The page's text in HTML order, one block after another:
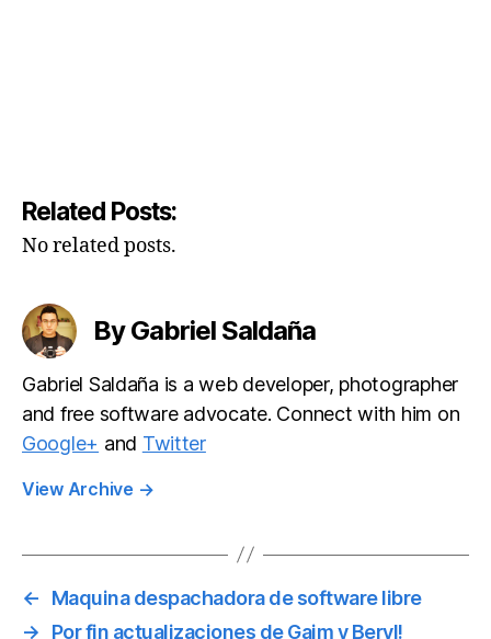
Related Posts:
No related posts.
By Gabriel Saldaña
Gabriel Saldaña is a web developer, photographer
and free software advocate. Connect with him on
Google+ and Twitter
View Archive →
←
Maquina despachadora de software libre
→
Por fin actualizaciones de Gaim y Beryl!